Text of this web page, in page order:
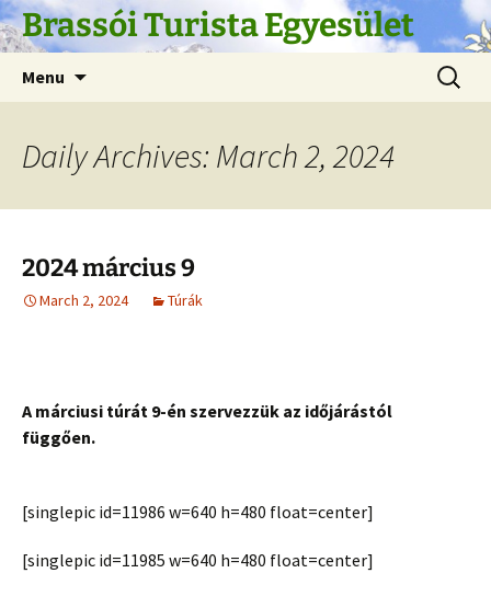
Skip
to Brassói Turista Egyesület
Menu
Search
for:
Daily Archives: March 2, 2024
2024 március 9
March 2, 2024 Túrák
A márciusi túrát 9-én szervezzük az időjárástól
függően.
[singlepic id=11986 w=640 h=480 float=center]
[singlepic id=11985 w=640 h=480 float=center]